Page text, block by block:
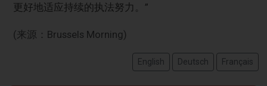
更好地适应持续的执法努力。”
(来源：Brussels Morning)
English Deutsch Français